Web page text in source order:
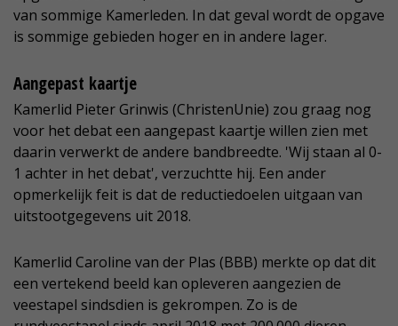
van sommige Kamerleden. In dat geval wordt de opgave
is sommige gebieden hoger en in andere lager.
Aangepast kaartje
Kamerlid Pieter Grinwis (ChristenUnie) zou graag nog
voor het debat een aangepast kaartje willen zien met
daarin verwerkt de andere bandbreedte. 'Wij staan al 0-
1 achter in het debat', verzuchtte hij. Een ander
opmerkelijk feit is dat de reductiedoelen uitgaan van
uitstootgegevens uit 2018.
Kamerlid Caroline van der Plas (BBB) merkte op dat dit
een vertekend beeld kan opleveren aangezien de
veestapel sindsdien is gekrompen. Zo is de